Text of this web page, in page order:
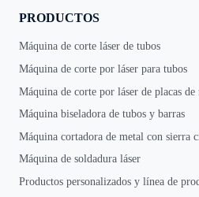
PRODUCTOS
Máquina de corte láser de tubos
Máquina de corte por láser para tubos
Máquina de corte por láser de placas de
Máquina biseladora de tubos y barras
Máquina cortadora de metal con sierra
Máquina de soldadura láser
Productos personalizados y línea de